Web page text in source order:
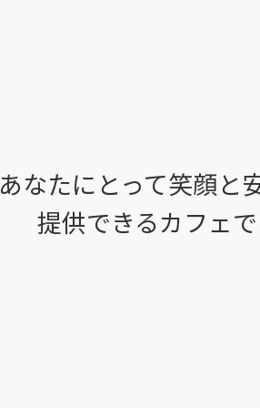
あなたにとって笑顔と
提供できるカフェ